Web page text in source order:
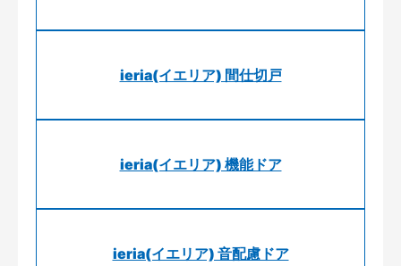
ieria(イエリア) 間仕切戸
ieria(イエリア) 機能ドア
ieria(イエリア) 音配慮ドア